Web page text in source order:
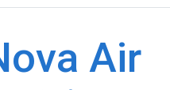
Air